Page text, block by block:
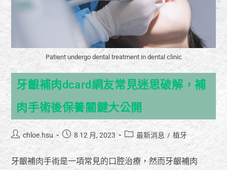
Patient undergo dental treatment in dental clinic
牙齦補肉dcard網友常見迷思破解，補
肉手術後保養關鍵大公開
chloe.hsu 8 12 月, 2023 最新消息 / 植牙
牙齦補肉手術是一項常見的口腔治療，然而牙齦補肉